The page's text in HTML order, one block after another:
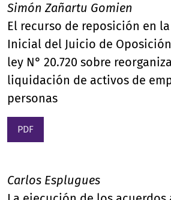
Simón Zañartu Gomien
El recurso de reposición en
Inicial del Juicio de
ley N° 20.720 sobre
liquidación de activos de
personas
PDF
Carlos Esplugues